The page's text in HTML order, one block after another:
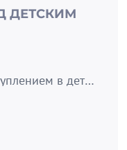
ДЕТСКИМ
Осмотр малыша перед поступлением в детский сад по форме 026/У-2000